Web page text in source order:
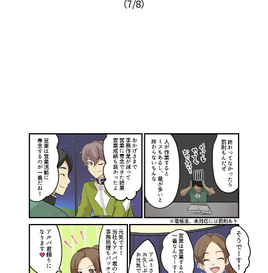
（7/8）